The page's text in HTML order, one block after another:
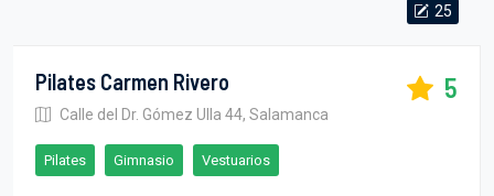
25
Pilates Carmen Rivero
Calle del Dr. Gómez Ulla 44, Salamanca
5
Pilates Gimnasio Vestuarios